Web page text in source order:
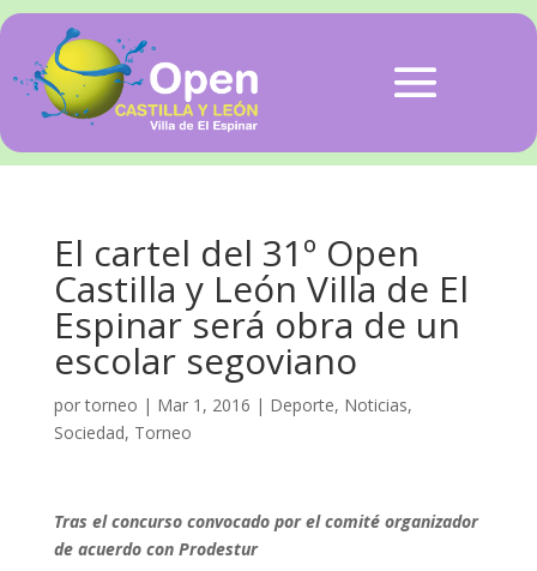
El cartel del 31º Open
Castilla y León Villa de El
Espinar será obra de un
escolar segoviano
portorneo | Mar 1, 2016 | Deporte, Noticias,
Sociedad, Torneo
Tras el concurso convocado por el comité organizador
de acuerdo con Prodestur